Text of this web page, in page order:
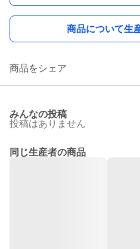
商品について生
商品をシェア
みんなの投稿
投稿はありません
同じ生産者の商品